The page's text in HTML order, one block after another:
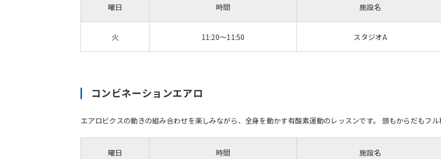
曜日
火
時間
11:20～11:50
施設名
スタジオA
コンビネーションエアロ
エアロビクスの動きの組み合わせを楽しみながら、全身を動かす有酸素運動のレッスンです。 頭もからだもフ
曜日 時間 施設名
English. Click the link below (start